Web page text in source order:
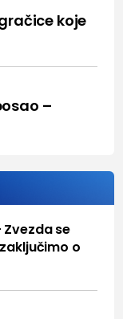
koje
–
se
o